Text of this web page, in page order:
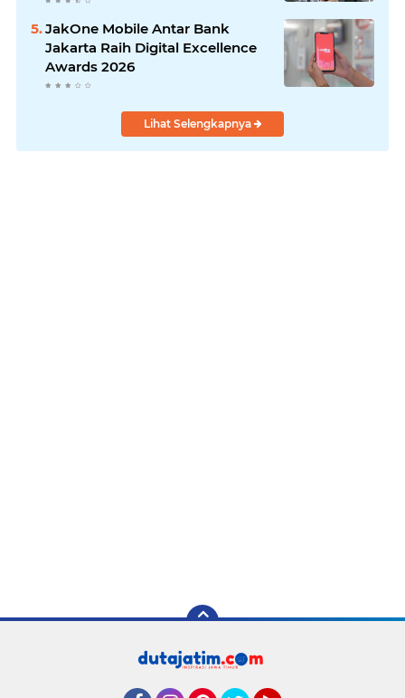
JakOne Mobile Antar Bank
Jakarta Raih Digital Excellence
Awards 2026
Lihat Selengkapnya